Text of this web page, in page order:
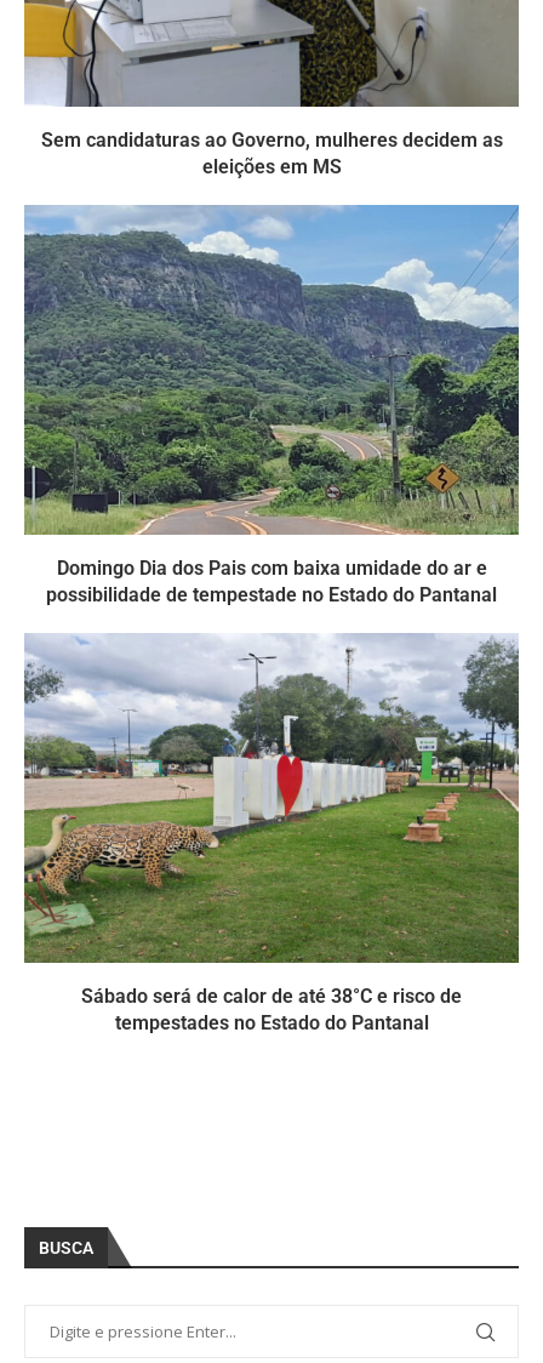
Sem candidaturas ao Governo, mulheres decidem as
eleições em MS
Domingo Dia dos Pais com baixa umidade do ar e
possibilidade de tempestade no Estado do Pantanal
Sábado será de calor de até 38°C e risco de
tempestades no Estado do Pantanal
BUSCA